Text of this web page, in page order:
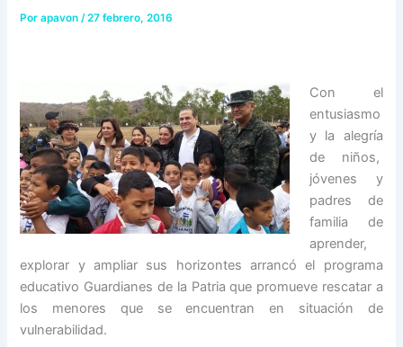
Porapavon/27 febrero, 2016
Con el
entusiasmo
y la alegría
de niños,
jóvenes y
padres de
familia de
aprender,
explorar y ampliar sus horizontes arrancó el programa
educativo Guardianes de la Patria que promueve rescatar a
los menores que se encuentran en situación de
vulnerabilidad.